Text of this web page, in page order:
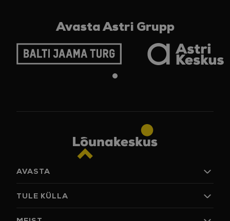
Avasta Astri Grupp
AVASTA
TULE KÜLLA